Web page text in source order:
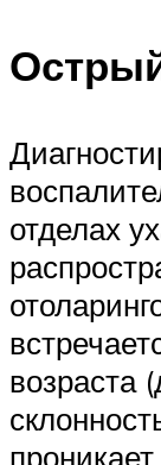
отделах
возраста